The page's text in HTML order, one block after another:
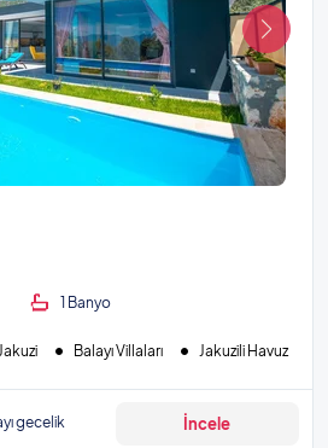
1 Banyo
Balayı Villaları Jakuzili Havuz
gecelik İncele